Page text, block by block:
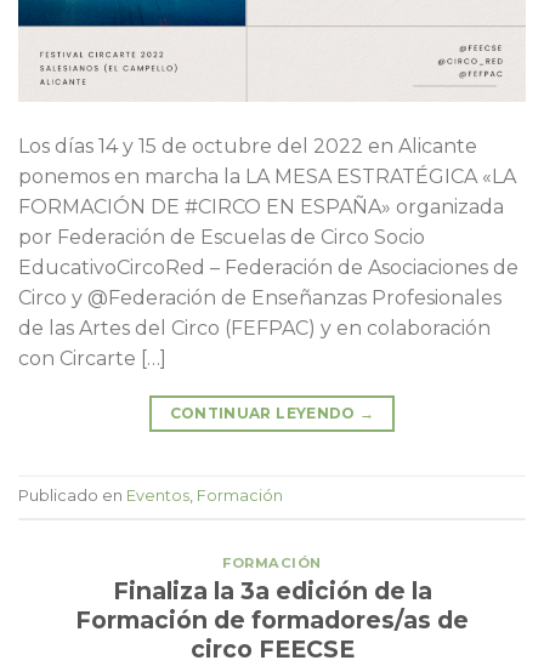
Los días 14 y 15 de octubre del 2022 en Alicante
ponemos en marcha la LA MESA ESTRATÉGICA «LA
FORMACIÓN DE #CIRCO EN ESPAÑA» organizada
por Federación de Escuelas de Circo Socio
EducativoCircoRed – Federación de Asociaciones de
Circo y @Federación de Enseñanzas Profesionales
de las Artes del Circo (FEFPAC) y en colaboración
con Circarte […]
CONTINUAR LEYENDO →
Publicado en Eventos, Formación
FORMACIÓN
Finaliza la 3a edición de la
Formación de formadores/as de
circo FEECSE